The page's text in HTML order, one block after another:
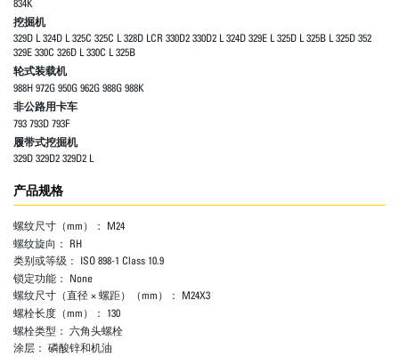
834K
挖掘机
329D L 324D L 325C 325C L 328D LCR 330D2 330D2 L 324D 329E L 325D L 325B L 325D 352
329E 330C 326D L 330C L 325B
轮式装载机
988H 972G 950G 962G 988G 988K
非公路用卡车
793 793D 793F
履带式挖掘机
329D 329D2 329D2 L
产品规格
螺纹尺寸（mm）： M24
螺纹旋向： RH
类别或等级： ISO 898-1 Class 10.9
锁定功能： None
螺纹尺寸（直径 × 螺距）（mm）： M24X3
螺栓长度（mm）： 130
螺栓类型： 六角头螺栓
涂层： 磷酸锌和机油